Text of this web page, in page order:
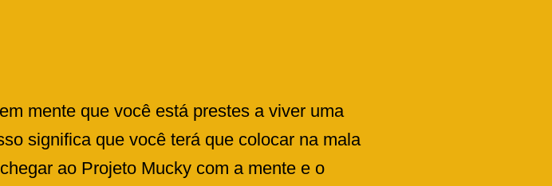
mente que você está prestes a viver uma
significa que você terá que colocar na mala
ao Projeto Mucky com a mente e o